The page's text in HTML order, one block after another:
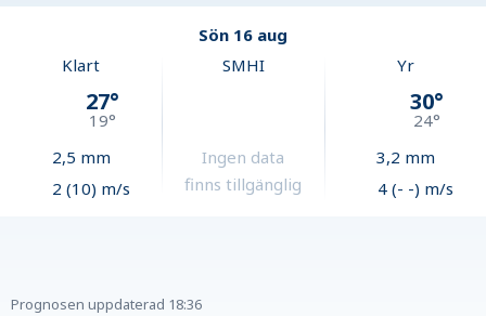
Sön 16 aug
Klart
27°
19°
2,5 mm
2 (10) m/s
SMHI
Ingen data
finns tillgänglig
Yr
30°
24°
3,2 mm
4 (- -) m/s
Prognosen uppdaterad 18:36